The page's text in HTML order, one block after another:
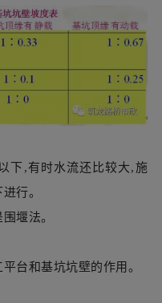
下,有时水流还比较大,施
行。
堰法。
台和基坑坑壁的作用。
现的最高水位(包括浪
堰宜高出水位0.2-0.4m
，流速增大引起水流对围
导流等因素，并应满足堰